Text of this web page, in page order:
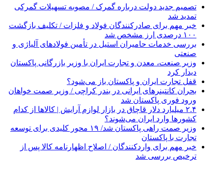
تصمیم جدید دولت درباره گمرک / مصوبه تسهیلات گمرکی
تمدید شد
خبر مهم برای صادرکنندگان فولاد و فلزات / تکلیف بازگشت
۱۰۰ درصدی ارز مشخص شد
بررسی خدمات حامیران استیل در تأمین فولادهای آلیاژی و
صنعتی
وزیر صنعت، معدن و تجارت ایران با وزیر بازرگانی پاکستان
دیدار کرد
قفل تجارت ایران و پاکستان باز می‌شود؟
بحران کانتینر‌های ایرانی در بندر کراچی / وزیر صمت خواهان
ورود فوری پاکستان شد
۲.۴ میلیارد دلار قاچاق در بازار لوازم آرایش | کالاها از کدام
کشورها وارد ایران می‌شوند؟
وزیر صمت راهی پاکستان شد/ ۱۹ محور کلیدی برای توسعه
تجارت با پاکستان
خبر مهم برای واردکنندگان / اصلاح اظهارنامه کالا پس از
ترخیص بررسی شد